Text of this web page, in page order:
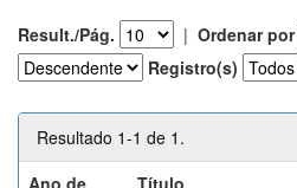
Result./Pág. | Ordenar por
Registro(s)
Resultado 1-1 de 1.
Ano de
Título